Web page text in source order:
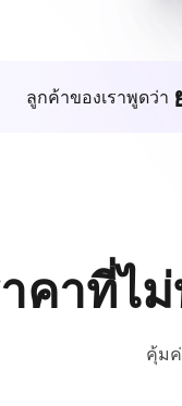
ลูกค้าของเราพูดว่า
คาที่ไ
คุ้ม